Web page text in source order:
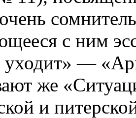
с ним
уходит» —
же
и